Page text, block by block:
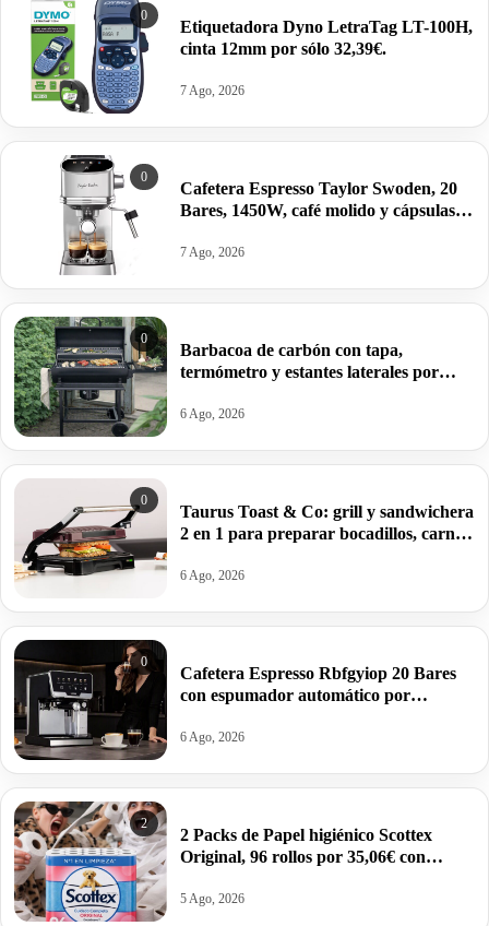
0
Etiquetadora Dyno LetraTag LT-100H,
cinta 12mm por sólo 32,39€.
7 Ago, 2026
0
Cafetera Espresso Taylor Swoden, 20
Bares, 1450W, café molido y cápsulas
7 Ago, 2026
0
Barbacoa de carbón con tapa,
termómetro y estantes laterales por
6 Ago, 2026
0
Taurus Toast & Co: grill y sandwichera
2 en 1 para preparar bocadillos, carnes
6 Ago, 2026
0
Cafetera Espresso Rbfgyiop 20 Bares
con espumador automático por
6 Ago, 2026
2
2 Packs de Papel higiénico Scottex
Original, 96 rollos por 35,06€ con
5 Ago, 2026